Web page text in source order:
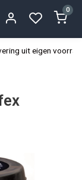
0
uit eigen